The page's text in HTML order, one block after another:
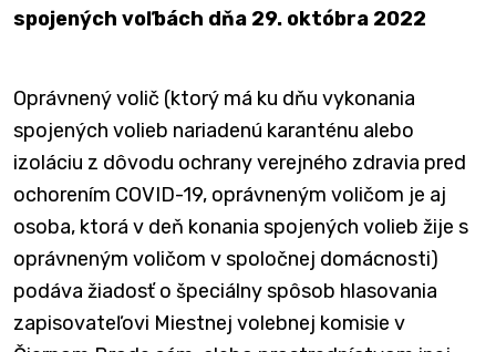
spojených voľbách dňa 29. októbra 2022
Oprávnený volič (ktorý má ku dňu vykonania
spojených volieb nariadenú karanténu alebo
izoláciu z dôvodu ochrany verejného zdravia pred
ochorením COVID-19, oprávneným voličom je aj
osoba, ktorá v deň konania spojených volieb žije s
oprávneným voličom v spoločnej domácnosti)
podáva žiadosť o špeciálny spôsob hlasovania
zapisovateľovi Miestnej volebnej komisie v